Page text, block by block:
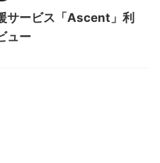
サービス「Ascent」利
ュー